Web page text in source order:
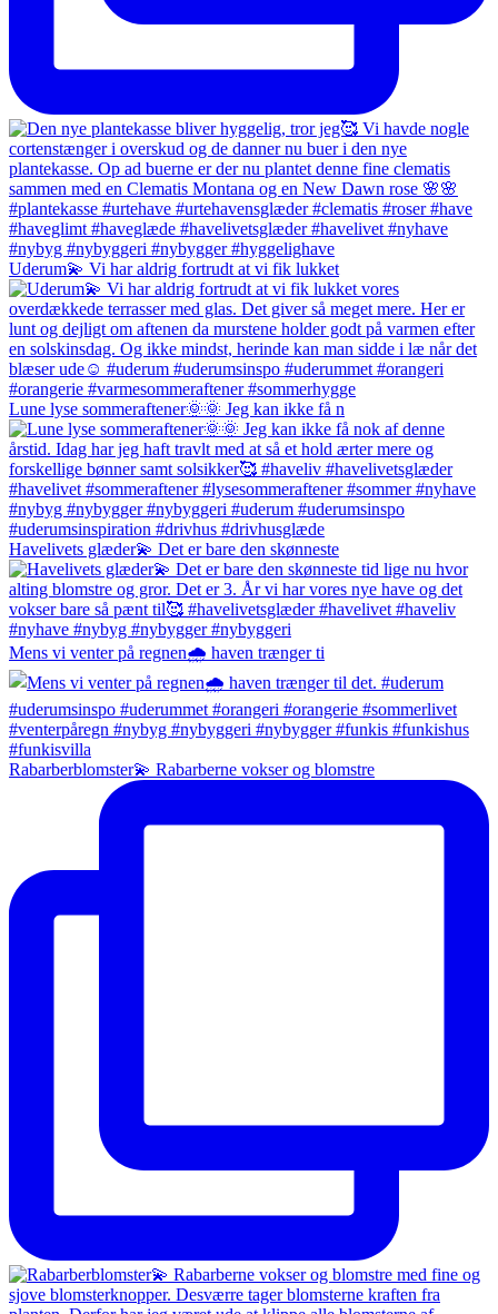
Uderum💫 Vi har aldrig fortrudt at vi fik lukket
Lune lyse sommeraftener🌞🌞 Jeg kan ikke få n
Havelivets glæder💫 Det er bare den skønneste
Mens vi venter på regnen🌧️ haven trænger ti
Rabarberblomster💫 Rabarberne vokser og blomstre